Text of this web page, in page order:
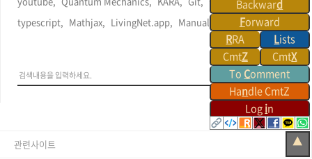
Backward
Forward
RRA Lists
CmtZ CmtX
To Comment
Handle CmtZ
Login
▲
typescript, Mathjax, LivingNet.app, Manual,
관련사이트